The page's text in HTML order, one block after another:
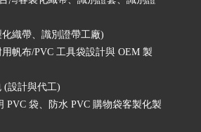
織帶、識別證帶工廠)
帆布/PVC 工具袋設計與 OEM 製
(設計與代工)
PVC 袋、防水 PVC 購物袋客製化製